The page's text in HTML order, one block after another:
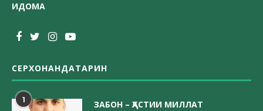
ИДОМА
СЕРХОНАНДАТАРИН
1 ЗАБОН – ҲАСТИИ МИЛЛАТ